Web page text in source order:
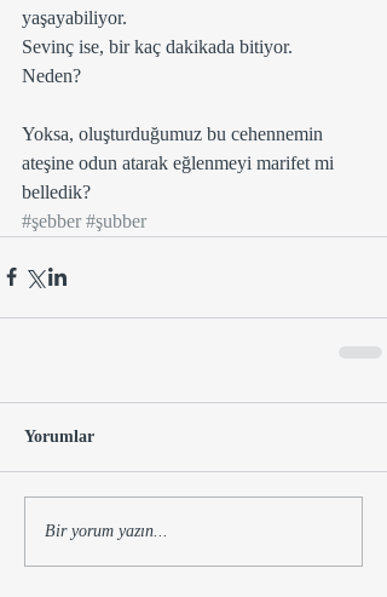
yaşayabiliyor.
Sevinç ise, bir kaç dakikada bitiyor.
Neden?
Yoksa, oluşturduğumuz bu cehennemin
ateşine odun atarak eğlenmeyi marifet mi
belledik?
#şebber #şubber
Yorumlar
Bir yorum yazın...